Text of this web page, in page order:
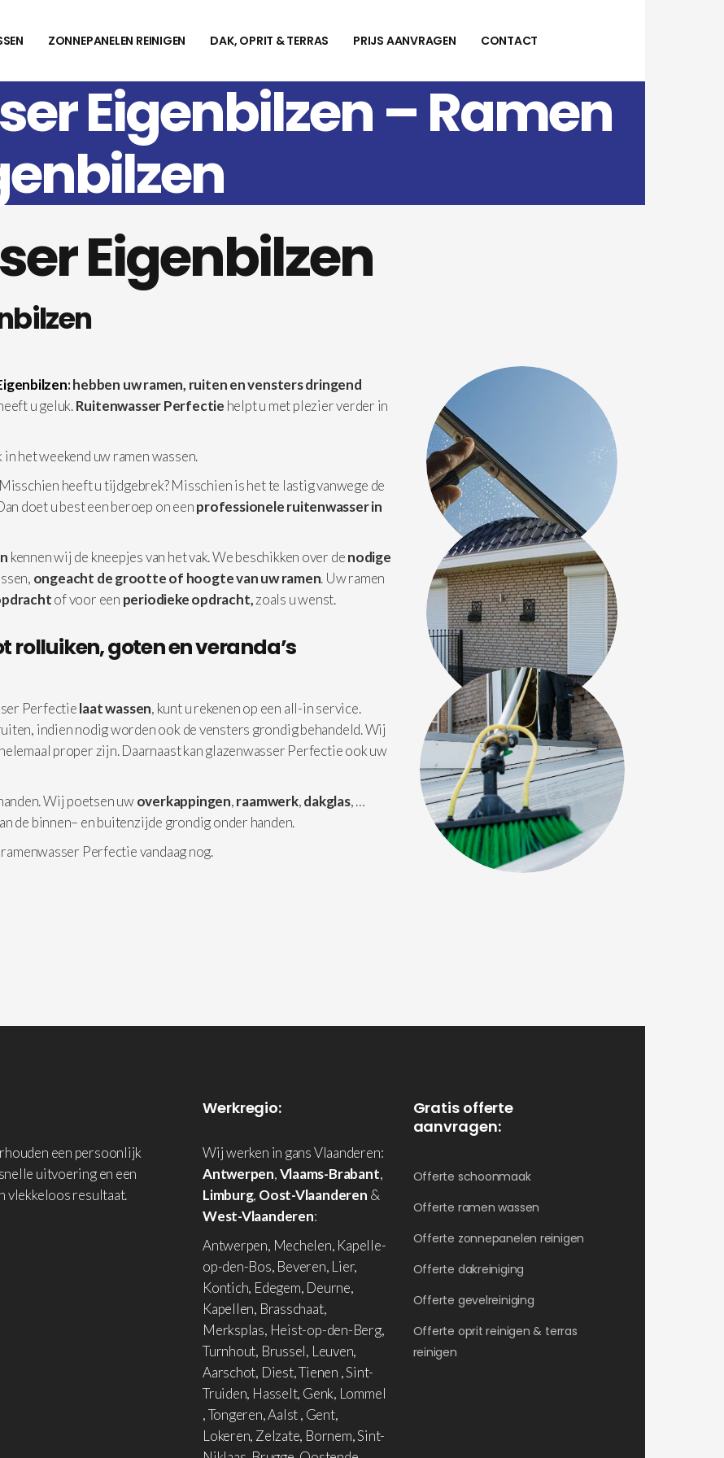
ZONNEPANELEN REINIGEN DAK, OPRIT & TERRAS PRIJS AANVRAGEN CONTACT
Eigenbilzen – Ramen
Eigenbilzen
: hebben uw ramen, ruiten en vensters dringend
u geluk.Ruitenwasser Perfectie helpt u met plezier verder in
het weekend uw ramen wassen.
heeft u tijdgebrek? Misschien is het te lastig vanwege de
doet u best een beroep on eenprofessioneleruitenwasser in
kennen wij de kneepjes van het vak. We beschikken over denodige
ongeacht de grootte of hoogte van uw ramen. Uw ramen
of voor een periodieke opdracht,zoals u wenst.
rolluiken, goten en veranda’s
Perfectielaat wassen, kunt u rekenen op een all-in service.
indien nodig worden ook de vensters grondig behandeld. Wij
proper zijn. Daarnaast kan glazenwasser Perfectie ook uw
Wij poetsen uwoverkappingen,raamwerk,dakglas, …
de binnen– en buitenzijde grondig onder handen.
Perfectie vandaag nog.
een persoonlijk
uitvoering en een
vlekkeloos resultaat.
Werkregio:
Wij werken in gans Vlaanderen:
Antwerpen,Vlaams-Brabant,
Limburg, Oost-Vlaanderen &
West-Vlaanderen:
Antwerpen, Mechelen, Kapelle-
op-den-Bos, Beveren, Lier,
Kontich, Edegem, Deurne,
Kapellen, Brasschaat,
Merksplas, Heist-op-den-Berg,
Turnhout, Brussel, Leuven,
Aarschot, Diest, Tienen , Sint-
Truiden, Hasselt, Genk, Lommel
, Tongeren, Aalst , Gent,
Lokeren, Zelzate, Bornem, Sint-
Gratis offerte
aanvragen:
Offerte schoonmaak
Offerte ramen wassen
Offerte zonnepanelen reinigen
Offerte dakreiniging
Offerte gevelreiniging
Offerte oprit reinigen & terras
reinigen